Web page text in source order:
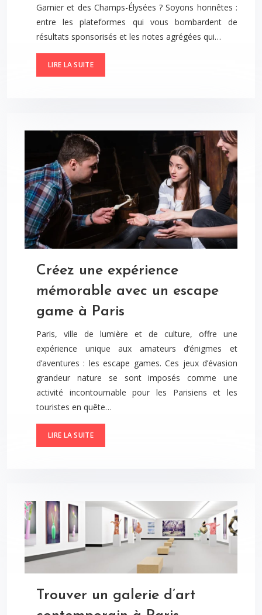
Garnier et des Champs-Élysées ? Soyons honnêtes :
entre les plateformes qui vous bombardent de
résultats sponsorisés et les notes agrégées qui…
LIRE LA SUITE
Créez une expérience
mémorable avec un escape
game à Paris
Paris, ville de lumière et de culture, offre une
expérience unique aux amateurs d’énigmes et
d’aventures : les escape games. Ces jeux d’évasion
grandeur nature se sont imposés comme une
activité incontournable pour les Parisiens et les
touristes en quête…
LIRE LA SUITE
Trouver un galerie d’art